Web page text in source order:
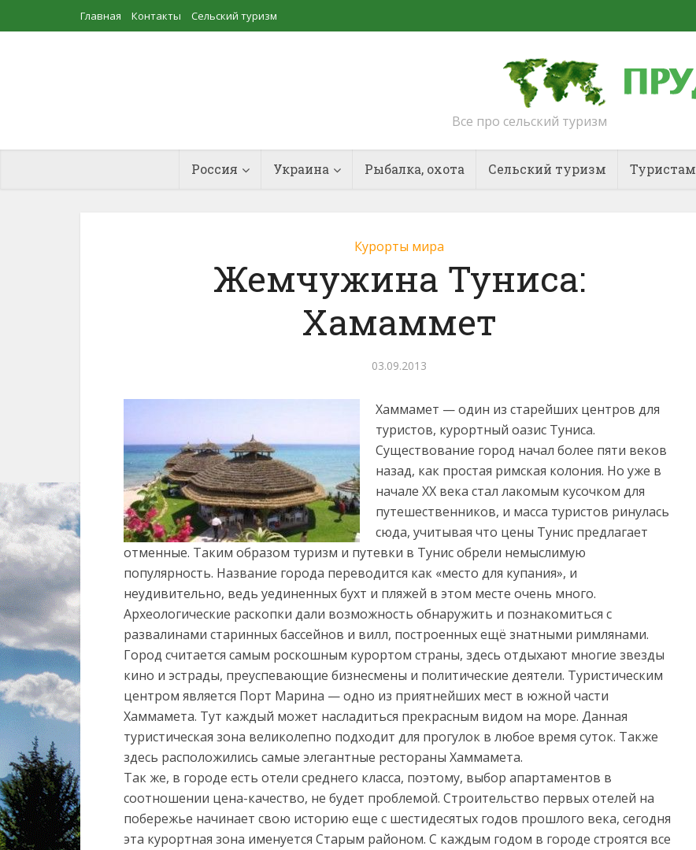
Главная Контакты Сельский туризм
Все про сельский туризм
Россия Украина Рыбалка, охота Сельский туризм Туристам
Курорты мира
Жемчужина Туниса:
Хамаммет
03.09.2013
Хаммамет — один из старейших центров для
туристов, курортный оазис Туниса.
Существование город начал более пяти веков
назад, как простая римская колония. Но уже в
начале XX века стал лакомым кусочком для
путешественников, и масса туристов ринулась
сюда, учитывая что цены Тунис предлагает
отменные. Таким образом туризм и путевки в Тунис обрели немыслимую
популярность. Название города переводится как «место для купания», и
неудивительно, ведь уединенных бухт и пляжей в этом месте очень много.
Археологические раскопки дали возможность обнаружить и познакомиться с
развалинами старинных бассейнов и вилл, построенных ещё знатными римлянами.
Город считается самым роскошным курортом страны, здесь отдыхают многие звезды
кино и эстрады, преуспевающие бизнесмены и политические деятели. Туристическим
центром является Порт Марина — одно из приятнейших мест в южной части
Хаммамета. Тут каждый может насладиться прекрасным видом на море. Данная
туристическая зона великолепно подходит для прогулок в любое время суток. Также
здесь расположились самые элегантные рестораны Хаммамета.
Так же, в городе есть отели среднего класса, поэтому, выбор апартаментов в
соотношении цена-качество, не будет проблемой. Строительство первых отелей на
побережье начинает свою историю еще с шестидесятых годов прошлого века, сегодня
эта курортная зона именуется Старым районом. С каждым годом в городе строятся все